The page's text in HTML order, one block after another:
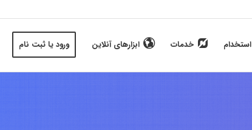
استخدام خدمات ابزارهای آنلاین ورود یا ثبت نام